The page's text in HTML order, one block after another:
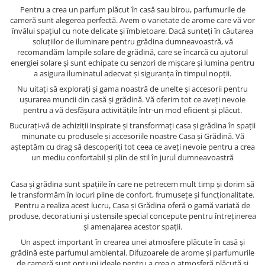
Pentru a crea un parfum plăcut în casă sau birou, parfumurile de
cameră sunt alegerea perfectă. Avem o varietate de arome care vă vor
învălui spațiul cu note delicate și îmbietoare. Dacă sunteți în căutarea
soluțiilor de iluminare pentru grădina dumneavoastră, vă
recomandăm lampile solare de grădină, care se încarcă cu ajutorul
energiei solare și sunt echipate cu senzori de mișcare și lumina pentru
a asigura iluminatul adecvat și siguranța în timpul nopții.
Nu uitați să explorați și gama noastră de unelte și accesorii pentru
ușurarea muncii din casă și grădină. Vă oferim tot ce aveți nevoie
pentru a vă desfășura activitățile într-un mod eficient și plăcut.
Bucurați-vă de achiziții inspirate și transformați casa și grădina în spații
minunate cu produsele și accesoriile noastre Casa și Grădină. Vă
așteptăm cu drag să descoperiți tot ceea ce aveți nevoie pentru a crea
un mediu confortabil și plin de stil în jurul dumneavoastră
Casa și grădina sunt spațiile în care ne petrecem mult timp și dorim să
le transformăm în locuri pline de confort, frumusețe și funcționalitate.
Pentru a realiza acest lucru, Casa și Grădina oferă o gamă variată de
produse, decoratiuni și ustensile special concepute pentru întreținerea
și amenajarea acestor spații.
Un aspect important în crearea unei atmosfere plăcute în casă și
grădină este parfumul ambiental. Difuzoarele de arome și parfumurile